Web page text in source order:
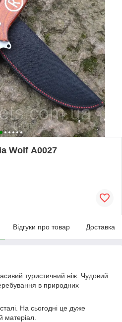
Wolf А0027
Відгуки про товар Доставка
туристичний ніж. Чудовий
в природних
На сьогодні це дуже
матеріал.